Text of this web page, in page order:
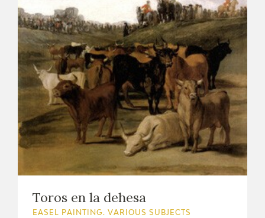
EDUCA
RECURSOS EDUCATIVOS
Toros en la dehesa
EASEL PAINTING. VARIOUS SUBJECTS